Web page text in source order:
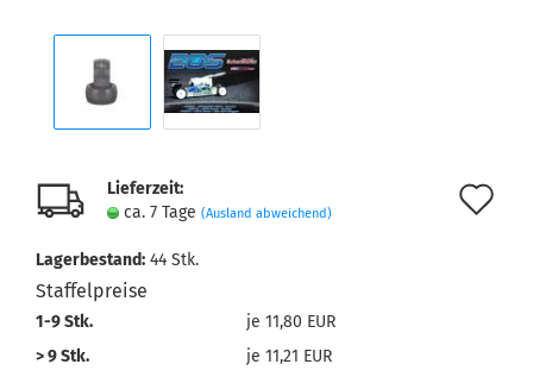
Lieferzeit:
ca. 7 Tage (Ausland abweichend)
Lagerbestand: 44 Stk.
Staffelpreise
1-9 Stk.
je 11,80 EUR
> 9 Stk.
je 11,21 EUR